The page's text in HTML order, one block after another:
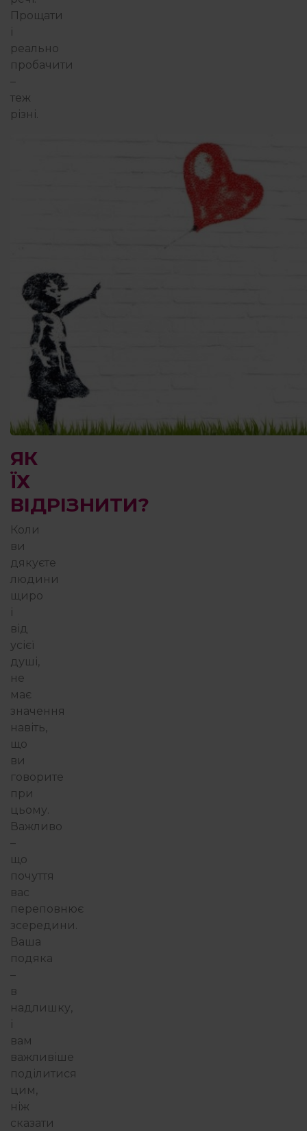
Прощати
і
реально
пробачити
–
теж
різні.
ЯК
ЇХ
ВІДРІЗНИТИ?
Коли
ви
дякуєте
людини
щиро
і
від
усієї
душі,
не
має
значення
навіть,
що
ви
говорите
при
цьому.
Важливо
–
що
почуття
вас
переповнює
зсередини.
Ваша
подяка
–
в
надлишку,
і
вам
важливіше
поділитися
цим,
ніж
сказати